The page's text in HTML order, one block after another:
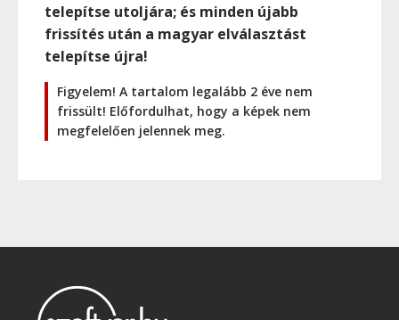
telepítse utoljára; és minden újabb
frissítés után a magyar elválasztást
telepítse újra!
Figyelem! A tartalom legalább 2 éve nem
frissült! Előfordulhat, hogy a képek nem
megfelelően jelennek meg.